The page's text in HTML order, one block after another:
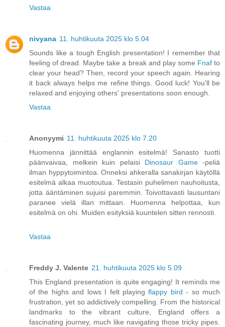
Vastaa
nivyana 11. huhtikuuta 2025 klo 5.04
Sounds like a tough English presentation! I remember that
feeling of dread. Maybe take a break and play some Fnafto
clear your head? Then, record your speech again. Hearing
it back always helps me refine things. Good luck! You'll be
relaxed and enjoying others' presentations soon enough.
Vastaa
Anonyymi 11. huhtikuuta 2025 klo 7.20
Huomenna jännittää englannin esitelmä! Sanasto tuotti
päänvaivaa, melkein kuin pelaisi Dinosaur Game-peliä
ilman hyppytoimintoa. Onneksi ahkeralla sanakirjan käytöllä
esitelmä alkaa muotoutua. Testasin puhelimen nauhoitusta,
jotta ääntäminen sujuisi paremmin. Toivottavasti lausuntani
paranee vielä illan mittaan. Huomenna helpottaa, kun
esitelmä on ohi. Muiden esityksiä kuuntelen sitten rennosti.
Vastaa
Freddy J. Valente 21. huhtikuuta 2025 klo 5.09
This England presentation is quite engaging! It reminds me
of the highs and lows I felt playingflappy bird - so much
frustration, yet so addictively compelling. From the historical
landmarks to the vibrant culture, England offers a
fascinating journey, much like navigating those tricky pipes.